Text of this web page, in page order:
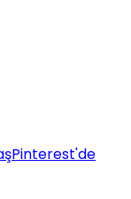
Pinterest'de